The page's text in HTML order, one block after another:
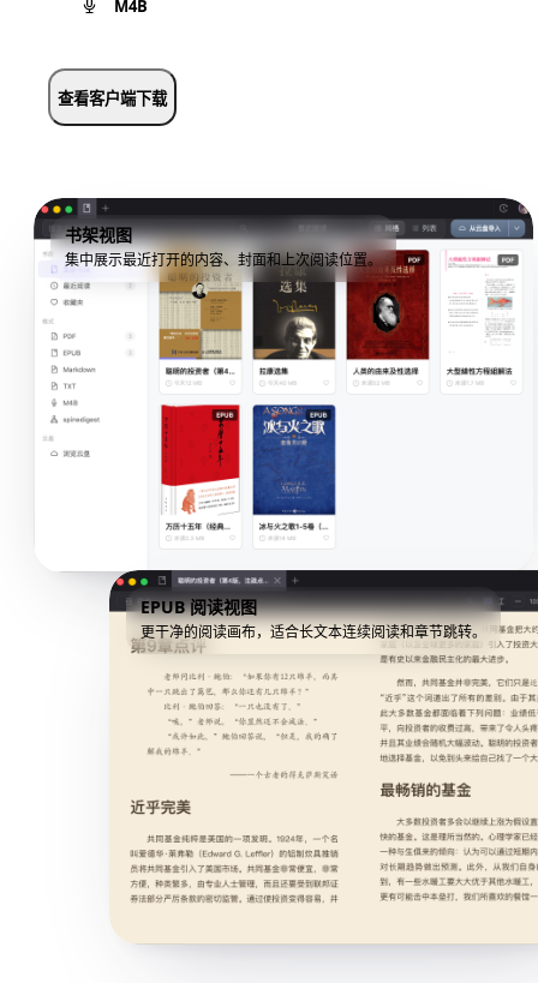
M4B
查看客户端下载
书架视图
集中展示最近打开的内容、封面和上次阅读位置。
EPUB 阅读视图
更干净的阅读画布，适合长文本连续阅读和章节跳转。